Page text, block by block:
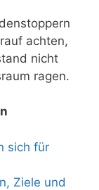
achten,
nicht
ragen.
sich für
Ziele und